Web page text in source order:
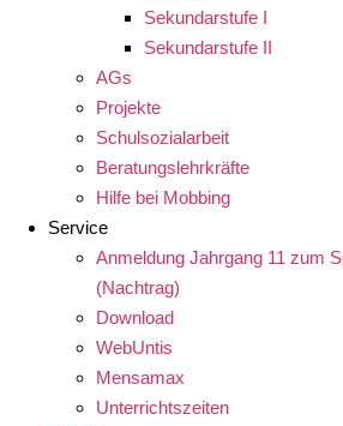
Sekundarstufe I
Sekundarstufe II
AGs
Projekte
Schulsozialarbeit
Beratungslehrkräfte
Hilfe bei Mobbing
Service
Anmeldung Jahrgang 11 zum
(Nachtrag)
Download
WebUntis
Mensamax
Unterrichtszeiten